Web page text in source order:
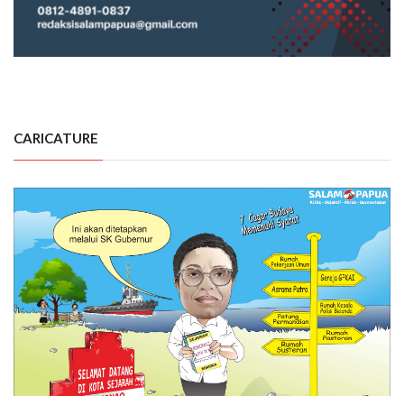
CARICATURE